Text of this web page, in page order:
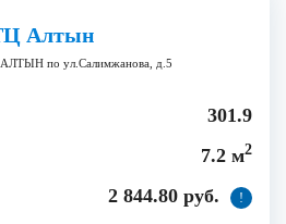
Алтын
АЛТЫН по ул.Салимжанова, д.5
301.9
7.2 м2
2 844.80 руб. !